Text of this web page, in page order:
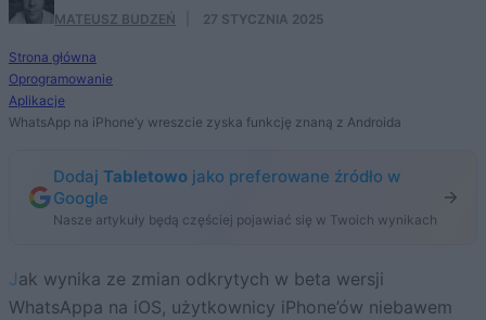
MATEUSZ BUDZEŃ 27 STYCZNIA 2025
Strona główna
Oprogramowanie
Aplikacje
WhatsApp na iPhone’y wreszcie zyska funkcję znaną z Androida
Dodaj Tabletowo jako preferowane źródło w
Google
Nasze artykuły będą częściej pojawiać się w Twoich wynikach
Jak wynika ze zmian odkrytych w beta wersji
WhatsAppa na iOS, użytkownicy iPhone’ów niebawem